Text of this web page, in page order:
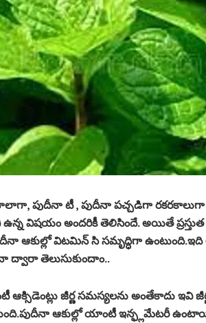
పుదీనా టీ , పుదీనా పచ్చడిగా
విషయం అందరికీ తెలిసిందే. అయితే
ఆకుల్లో విటమిన్ సి సమృద్ధిగా
ద్వారా తెలుసుకుందాం..
జీర్ణ సమస్యలను అంతేకాదు ఇవి
ఆకుల్లో యాంటీ ఇన్ఫ్లమేటరీ